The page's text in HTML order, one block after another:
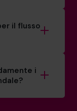
il flusso
i